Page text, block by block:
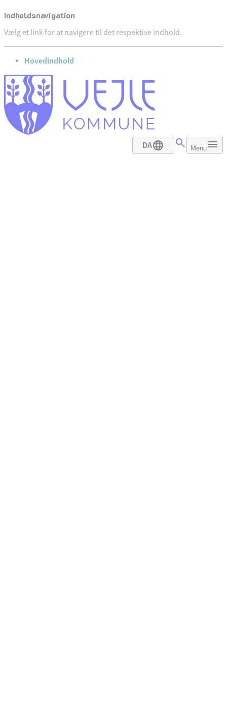
Indholdsnavigation
Vælg et link for at navigere til det respektive indhold.
gå til
Hovedindhold
DA Menu